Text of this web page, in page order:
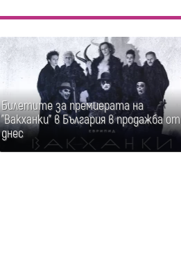
Билетите за премиерата на
"Вакханки" в България в продажба от
днес